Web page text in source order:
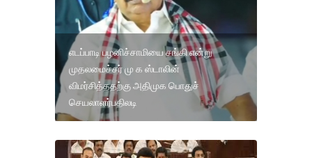
எடப்பாடி பழனிச்சாமியை சங்கி என்று
முதலமைச்சர் மு க ஸ்டாலின்
விமர்சித்ததற்கு அதிமுக பொதுச்
செயலாளர்பதிலடி